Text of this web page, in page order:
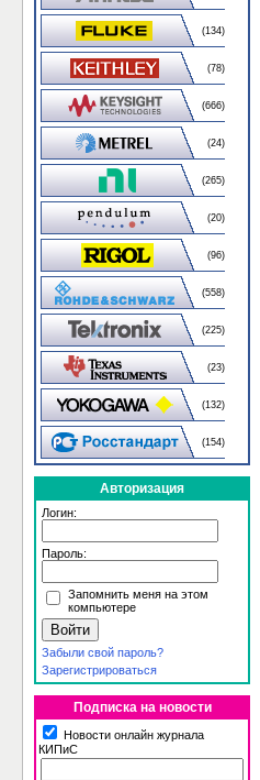
(134)
(78)
(666)
(24)
(265)
(20)
(96)
(558)
(225)
(23)
(132)
(154)
Авторизация
Логин:
Пароль:
Запомнить меня на этом
компьютере
Забыли свой пароль?
Зарегистрироваться
Подписка на новости
Новости онлайн журнала
КИПиС